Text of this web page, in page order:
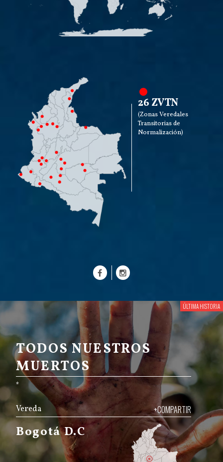
26 ZVTN
(Zonas Veredales
Transitorias de
Normalización)
TODOS NUESTROS
MUERTOS
*
Vereda +COMPARTIR
Bogotá D.C